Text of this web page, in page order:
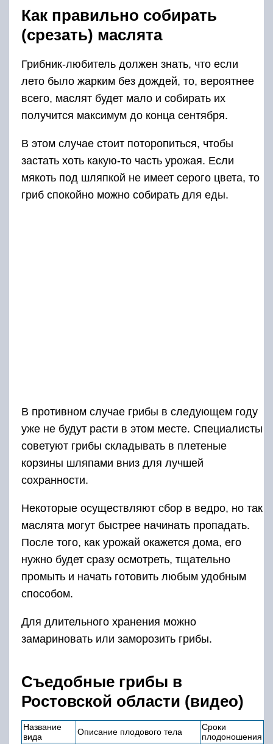
Как правильно собирать
(срезать) маслята
Грибник-любитель должен знать, что если
лето было жарким без дождей, то, вероятнее
всего, маслят будет мало и собирать их
получится максимум до конца сентября.
В этом случае стоит поторопиться, чтобы
застать хоть какую-то часть урожая. Если
мякоть под шляпкой не имеет серого цвета, то
гриб спокойно можно собирать для еды.
В противном случае грибы в следующем году
уже не будут расти в этом месте. Специалисты
советуют грибы складывать в плетеные
корзины шляпами вниз для лучшей
сохранности.
Некоторые осуществляют сбор в ведро, но так
маслята могут быстрее начинать пропадать.
После того, как урожай окажется дома, его
нужно будет сразу осмотреть, тщательно
промыть и начать готовить любым удобным
способом.
Для длительного хранения можно
замариновать или заморозить грибы.
Съедобные грибы в
Ростовской области (видео)
Название
вида
Описание плодового тела
Сроки
плодоношения